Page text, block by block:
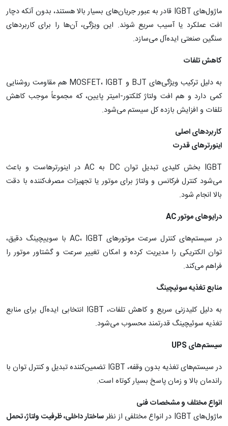
ماژول‌های IGBT قادر به عبور جریان‌های بسیار بالا هستند، بدون آنکه دچار
افت عملکرد یا آسیب سریع شوند. این ویژگی، آن‌ها را برای کاربردهای
سنگین صنعتی ایده‌آل می‌سازد.
کاهش تلفات
به دلیل ترکیب ویژگی‌های BJT و MOSFET، IGBT هم مقاومت روشنایی
کمی دارد و هم افت ولتاژ کلکتور-امیتر پایین، که مجموعاً موجب کاهش
تلفات و افزایش بازده کل سیستم می‌شود.
کاربردهای اصلی
اینورترهای قدرت
IGBT بخش کلیدی تبدیل توان DC به AC در اینورترهاست و باعث
می‌شود کنترل فرکانس و ولتاژ برای موتور یا تجهیزات مصرف‌کننده با دقت
بالا انجام شود.
درایوهای موتورAC
در سیستم‌های کنترل سرعت موتورهای AC، IGBT با سوییچینگ دقیق،
توان الکتریکی را مدیریت کرده و امکان تغییر سرعت و گشتاور موتور را
فراهم می‌کند.
منابع تغذیه سوئیچینگ
به دلیل کلیدزنی سریع و کاهش تلفات، IGBT انتخابی ایده‌آل برای منابع
تغذیه سوئیچینگ قدرتمند محسوب می‌شود.
سیستم‌های UPS
در سیستم‌های تغذیه بدون وقفه، IGBT تضمین‌کننده تبدیل و کنترل توان با
راندمان بالا و زمان پاسخ بسیار کوتاه است.
انواع مختلف و مشخصات فنی
ماژول‌های IGBT در انواع مختلفی از نظر
ساختار داخلی، ظرفیت ولتاژ، تحمل